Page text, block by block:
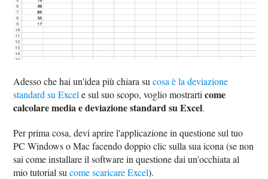
Adesso che hai un'idea più chiara sucosa è la deviazione
standard su Excel e sul suo scopo, voglio mostrarticome
calcolare media e deviazione standard su Excel.
Per prima cosa, devi aprire l'applicazione in questione sul tuo
PC Windows o Mac facendo doppio clic sulla sua icona (se non
sai come installare il software in questione dai un'occhiata al
mio tutorial sucome scaricare Excel).